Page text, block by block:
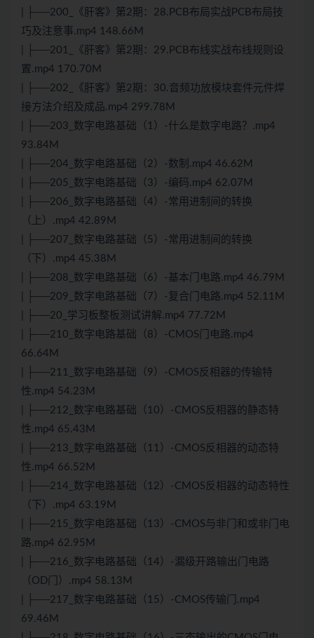
| ├──200_《肝客》第2期：28.PCB布局实战PCB布局技
巧及注意事.mp4 148.66M
| ├──201_《肝客》第2期：29.PCB布线实战布线规则设
置.mp4 170.70M
| ├──202_《肝客》第2期：30.音频功放模块套件元件焊
接方法介绍及成品.mp4 299.78M
| ├──203_数字电路基础（1）-什么是数字电路？.mp4
93.84M
| ├──204_数字电路基础（2）-数制.mp4 46.62M
| ├──205_数字电路基础（3）-编码.mp4 62.07M
| ├──206_数字电路基础（4）-常用进制间的转换
（上）.mp4 42.89M
| ├──207_数字电路基础（5）-常用进制间的转换
（下）.mp4 45.38M
| ├──208_数字电路基础（6）-基本门电路.mp4 46.79M
| ├──209_数字电路基础（7）-复合门电路.mp4 52.11M
| ├──20_学习板整板测试讲解.mp4 77.72M
| ├──210_数字电路基础（8）-CMOS门电路.mp4
66.64M
| ├──211_数字电路基础（9）-CMOS反相器的传输特
性.mp4 54.23M
| ├──212_数字电路基础（10）-CMOS反相器的静态特
性.mp4 65.43M
| ├──213_数字电路基础（11）-CMOS反相器的动态特
性.mp4 66.52M
| ├──214_数字电路基础（12）-CMOS反相器的动态特性
（下）.mp4 63.19M
| ├──215_数字电路基础（13）-CMOS与非门和或非门电
路.mp4 62.95M
| ├──216_数字电路基础（14）-漏级开路输出门电路
（OD门）.mp4 58.13M
| ├──217_数字电路基础（15）-CMOS传输门.mp4
69.46M